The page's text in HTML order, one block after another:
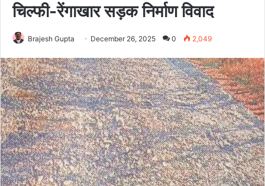
चिल्फी-रेंगाखार सड़क निर्माण विवाद
Brajesh Gupta December 26, 2025 0 2,049